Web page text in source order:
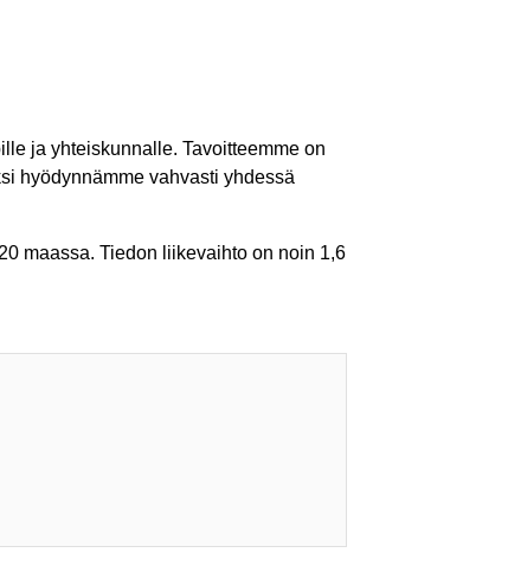
ja yhteiskunnalle. Tavoitteemme on
hyödynnämme vahvasti yhdessä
maassa. Tiedon liikevaihto on noin 1,6